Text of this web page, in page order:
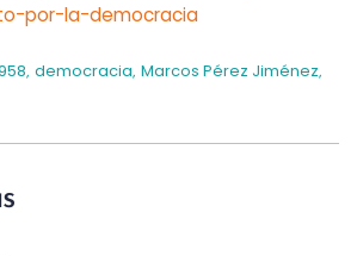
por-la-democracia
, democracia, Marcos Pérez Jiménez,